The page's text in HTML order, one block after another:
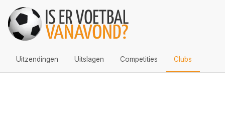
Uitzendingen Uitslagen Competities Clubs